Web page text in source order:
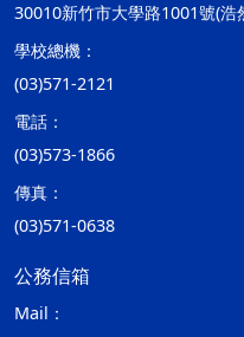
30010新竹市大學路1001號(浩
學校總機：
(03)571-2121
電話：
(03)573-1866
傳真：
(03)571-0638
公務信箱
Mail：